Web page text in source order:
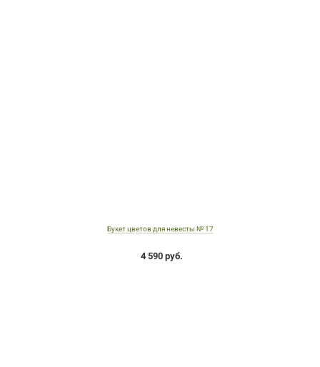
Букет цветов для невесты № 17
4 590 руб.